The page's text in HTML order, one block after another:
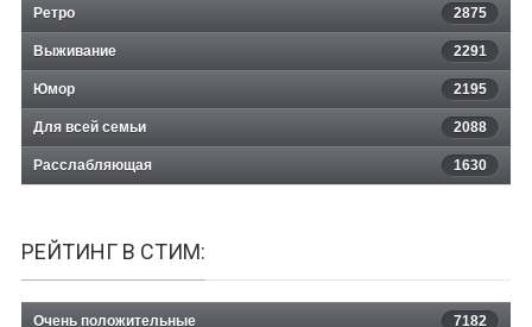
Ретро 2875
Выживание 2291
Юмор 2195
Для всей семьи 2088
Расслабляющая 1630
РЕЙТИНГ В СТИМ:
Очень положительные 7182